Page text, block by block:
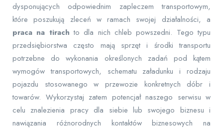
dysponujących odpowiednim zapleczem transportowym,
które poszukują zleceń w ramach swojej działalności, a
praca na tirach to dla nich chleb powszedni. Tego typu
przedsiębiorstwa często mają sprzęt i środki transportu
potrzebne do wykonania określonych zadań pod kątem
wymogów transportowych, schematu załadunku i rodzaju
pojazdu stosowanego w przewozie konkretnych dóbr i
towarów. Wykorzystaj zatem potencjał naszego serwisu w
celu znalezienia pracy dla siebie lub swojego biznesu i
nawiązania różnorodnych kontaktów biznesowych na